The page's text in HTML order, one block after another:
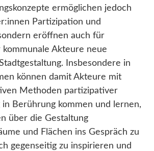
ermöglichen jedoch
Partizipation und
eröffnen auch für
Akteure neue
Insbesondere in
können damit Akteure mit
Methoden partizipativer
in Berührung kommen und lernen,
über die Gestaltung
und Flächen ins Gespräch zu
gegenseitig zu inspirieren und